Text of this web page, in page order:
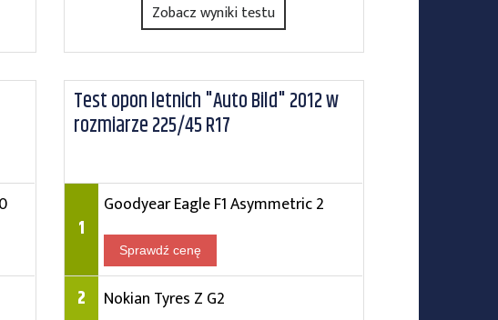
Zobacz wyniki testu
Test opon letnich "Auto Bild" 2012 w
rozmiarze 225/45 R17
1
Goodyear Eagle F1 Asymmetric 2
Sprawdź cenę
2 Nokian Tyres Z G2